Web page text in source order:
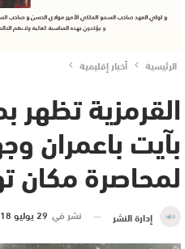
الرئيسية أخبار إقليمية
القرمزية تظهر
بآيت باعمران
لمحاصرة مكان
إدارة النشر نشر في 29 يوليو 2018 الساعة 21 و 59 دقيقة